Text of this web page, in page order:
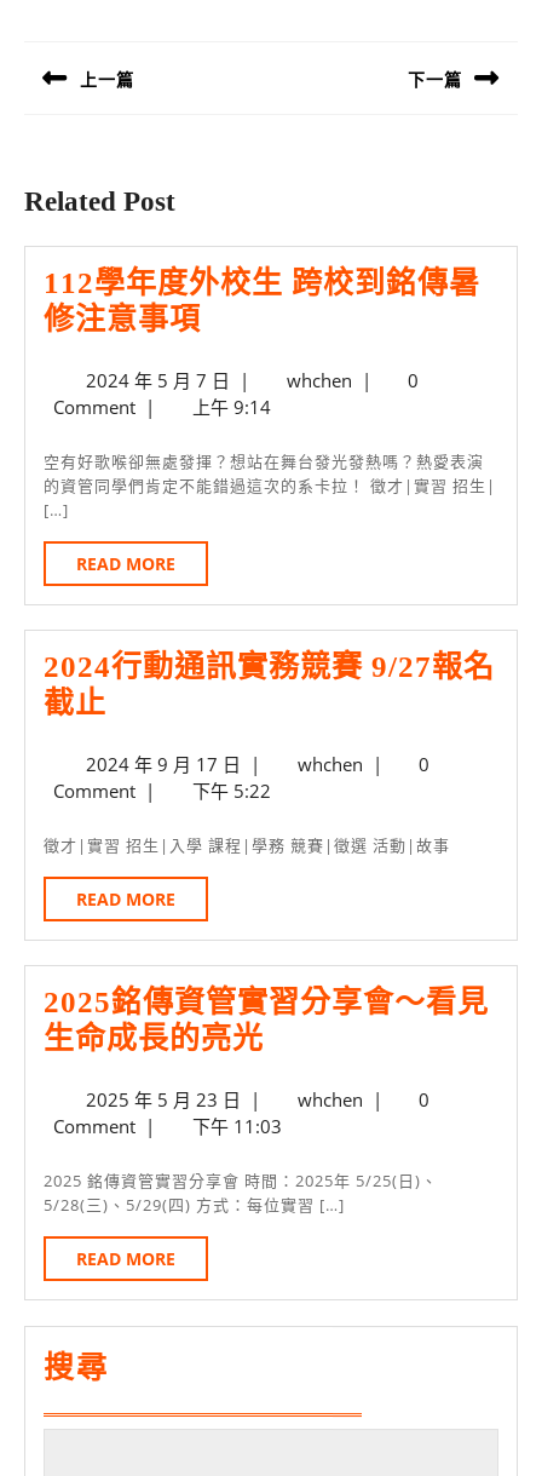
導
上一篇 下一篇
Related Post
112學年度外校生 跨校到銘傳暑
修注意事項
年
度
外
校
生
校
到
銘
暑
修
意
項
2024 年 5 月 7 日 2024
年
月
7
| whchenwhchen
|
0
Comment | 上午 9:14
空有好歌喉卻無處發揮？想站在舞台發光發熱嗎？熱愛表演
的資管同學們肯定不能錯過這次的系卡拉！ 徵才|實習 招生|
[…]
READ MORE
MORE
2024行動通訊實務競賽 9/27報名
截止
動
訊
實
務
賽
9/27
名
截
止
2024 年 9 月 17 日 2024
年
月
| whchenwhchen
|
0
Comment | 下午 5:22
徵才|實習 招生|入學 課程|學務 競賽|徵選 活動|故事
READ MORE
MORE
2025銘傳資管實習分享會～看見
生命成長的亮光
管
實
分
享
看
2025 年 5 月 23 日 2025
年
月
23
| whchenwhchen
|
0
Comment | 下午 11:03
2025 銘傳資管實習分享會 時間：2025年 5/25(日)、
5/28(三)、5/29(四) 方式：每位實習 […]
READ MORE
MORE
搜尋